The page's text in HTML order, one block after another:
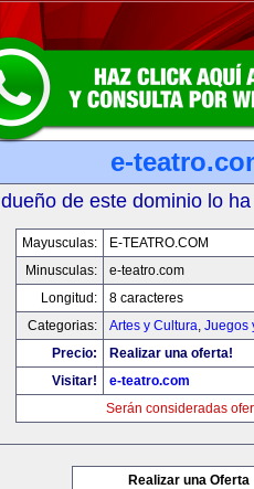
e-
de este dominio lo
Mayusculas:
E-TEATRO.COM
Minusculas:
e-teatro.com
Longitud:
8 caracteres
Categorias:
Artes y Cultura, Juegos
Precio:
Realizar una oferta!
Visitar!
e-teatro.com
Serán consideradas
Realizar una Oferta